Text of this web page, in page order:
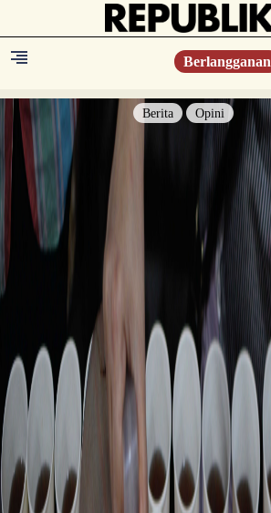
Berlangganan
Berita Opini
Berita
Islam Digest
Hikmah
Konsultasi Syariah
Resonansi
Sejarah
Lensa